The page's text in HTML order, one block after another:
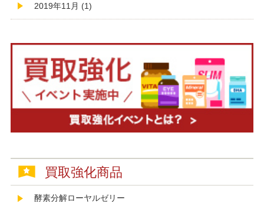
2019年11月 (1)
買取強化商品
酵素分解ローヤルゼリー